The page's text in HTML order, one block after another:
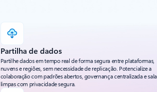
Partilha de dados
Partilhe dados em tempo real de forma segura entre plataformas,
nuvens e regiões, sem necessidade de replicação. Potencialize a
colaboração com padrões abertos, governança centralizada e
limpas com privacidade segura.